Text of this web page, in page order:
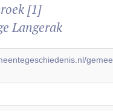
[1]
Langerak